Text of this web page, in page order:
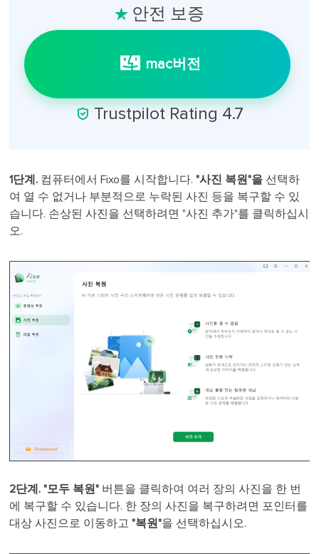
 안전 보증
mac버전
 Trustpilot Rating 4.7
1단계. 컴퓨터에서 Fixo를 시작합니다."사진 복원"을 선택하
여 열 수 없거나 부분적으로 누락된 사진 등을 복구할 수 있
습니다. 손상된 사진을 선택하려면 "사진 추가"를 클릭하십시
오.
2단계. "모두 복원" 버튼을 클릭하여 여러 장의 사진을 한 번
에 복구할 수 있습니다. 한 장의 사진을 복구하려면 포인터를
대상 사진으로 이동하고 "복원"을 선택하십시오.